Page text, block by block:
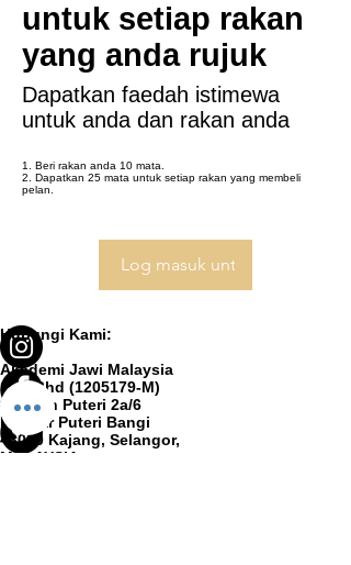
untuk setiap rakan
yang anda rujuk
Dapatkan faedah istimewa
untuk anda dan rakan anda
Beri rakan anda 10 mata.
Dapatkan 25 mata untuk setiap rakan yang membeli
pelan.
Log masuk untuk merujuk
Hubungi Kami:
Akademi Jawi Malaysia
Sdn Bhd (1205179-M)
8, Jalan Puteri 2a/6
Bandar Puteri Bangi
43000 Kajang, Selangor,
MALAYSIA